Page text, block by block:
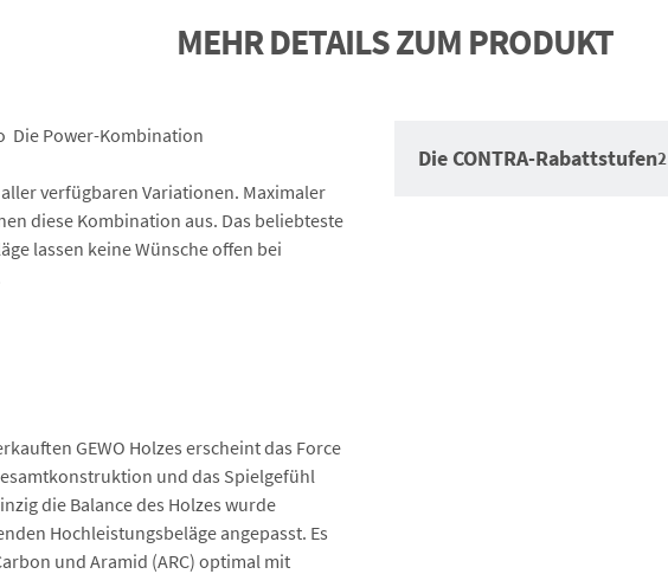
MEHR DETAILS ZUM PRODUKT
 Die Power-Kombination
verfügbaren Variationen. Maximaler
diese Kombination aus. Das beliebteste
lassen keine Wünsche offen bei
GEWO Holzes erscheint das Force
und das Spielgefühl
die Balance des Holzes wurde
Hochleistungsbeläge angepasst. Es
und Aramid (ARC) optimal mit
Die CONTRA-Rabattstufen2